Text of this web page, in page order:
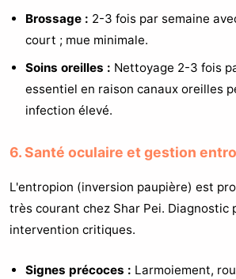
Brossage : 2-3 fois par semaine
court ; mue minimale.
Soins oreilles : Nettoyage 2-3 fois
essentiel en raison canaux oreilles
infection élevé.
6. Santé oculaire et gestion
L'entropion (inversion paupière) est
très courant chez Shar Pei. Diagnostic
intervention critiques.
Signes précoces : Larmoiement,